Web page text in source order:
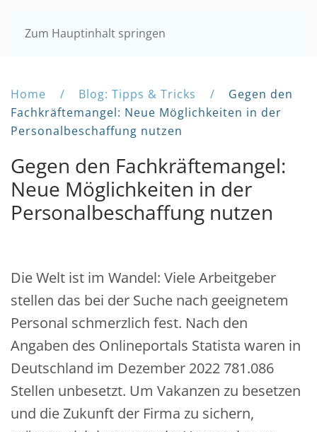
Zum Hauptinhalt springen
Home Blog: Tipps & Tricks
Gegen den
Fachkräftemangel: Neue Möglichkeiten in der
Personalbeschaffung nutzen
Gegen den Fachkräftemangel:
Neue Möglichkeiten in der
Personalbeschaffung nutzen
Die Welt ist im Wandel: Viele Arbeitgeber
stellen das bei der Suche nach geeignetem
Personal schmerzlich fest. Nach den
Angaben des Onlineportals Statista waren in
Deutschland im Dezember 2022 781.086
Stellen unbesetzt. Um Vakanzen zu besetzen
und die Zukunft der Firma zu sichern,